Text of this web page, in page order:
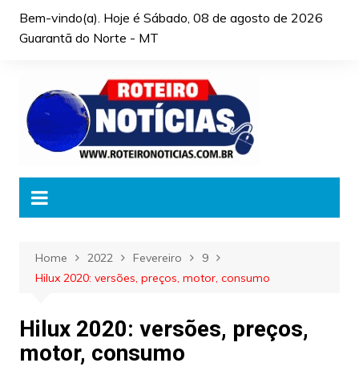
Bem-vindo(a). Hoje é Sábado, 08 de agosto de 2026
Guarantã do Norte - MT
Home 2022 Fevereiro
9
Hilux 2020: versões, preços, motor, consumo
Hilux 2020: versões, preços,
motor, consumo